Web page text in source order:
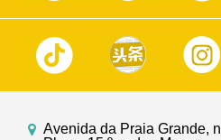
Avenida da Praia Grande,